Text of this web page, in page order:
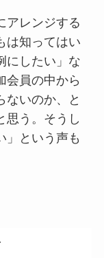
アレンジする
は知ってはい
にしたい」な
会員の中から
ないのか、と
思う。そうし
」という声も